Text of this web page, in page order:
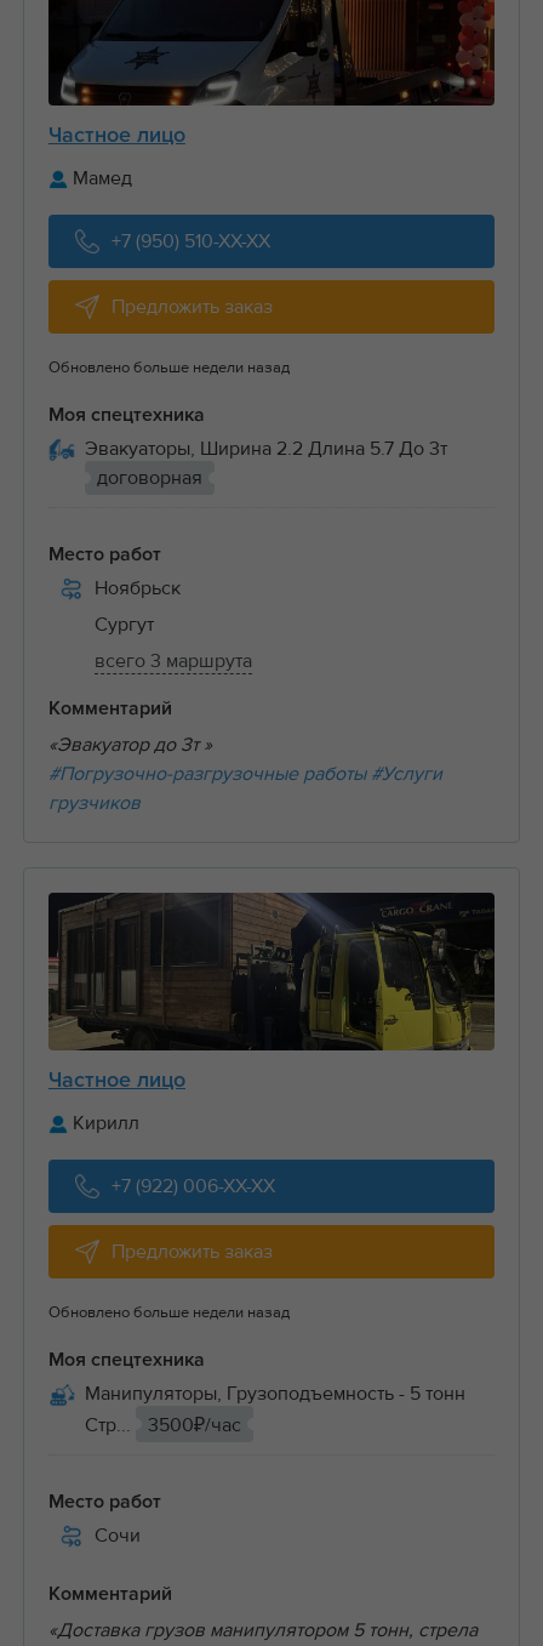
Частное лицо
Мамед
+7 (950) 510-XX-XX
Предложить заказ
Обновлено больше недели назад
Моя спецтехника
Эвакуаторы, Ширина 2.2 Длина 5.7 До 3т
договорная
Место работ
Ноябрьск
Сургут
всего 3 маршрута
Комментарий
«Эвакуатор до 3т »
#Погрузочно-разгрузочные работы #Услуги
грузчиков
Частное лицо
Кирилл
+7 (922) 006-XX-XX
Предложить заказ
Обновлено больше недели назад
Моя спецтехника
Манипуляторы, Грузоподъемность - 5 тонн
Стр...
3500₽/час
Место работ
Сочи
Комментарий
«Доставка грузов манипулятором 5 тонн, стрела